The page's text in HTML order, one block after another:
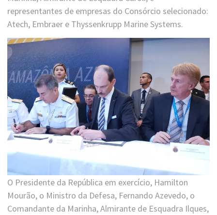
representantes de empresas do Consórcio selecionado:
Atech, Embraer e Thyssenkrupp Marine Systems.
O Presidente da República em exercício, Hamilton
Mourão, o Ministro da Defesa, Fernando Azevedo, o
Comandante da Marinha, Almirante de Esquadra Ilques,